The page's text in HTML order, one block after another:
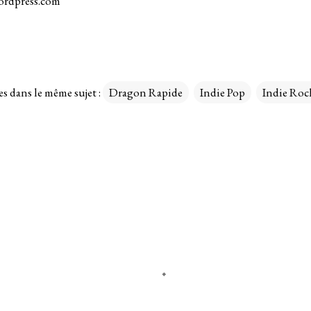
dans le même sujet : Dragon Rapide Indie Pop Indie